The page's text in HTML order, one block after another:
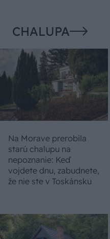
CHALUPA
Na Morave prerobila
starú chalupu na
nepoznanie: Keď
vojdete dnu, zabudnete,
že nie ste v Toskánsku